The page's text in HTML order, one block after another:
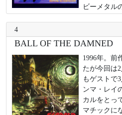
ビーメタル
4
BALL OF THE DAMNED
1996年。前
たが今回は
もゲストで
ンマ・レイ
カルをとっ
マチックに